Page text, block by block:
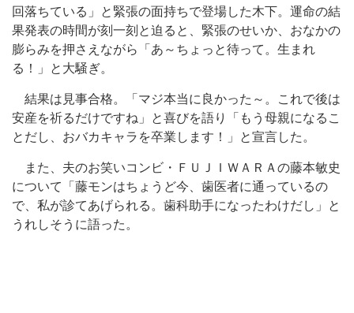
回落ちている」と緊張の面持ちで登場した木下。運命の結
果発表の時間が刻一刻と迫ると、緊張のせいか、おなかの
膨らみを押さえながら「あ～ちょっと待って。生まれ
る！」と大騒ぎ。
結果は見事合格。「マジ本当に良かった～。これで後は
安産を祈るだけですね」と喜びを語り「もう母親になるこ
とだし、おバカキャラを卒業します！」と宣言した。
また、夫のお笑いコンビ・ＦＵＪＩＷＡＲＡの藤本敏史
について「藤モンはちょうど今、歯医者に通っているの
で、私が診てあげられる。歯科助手になったわけだし」と
うれしそうに語った。